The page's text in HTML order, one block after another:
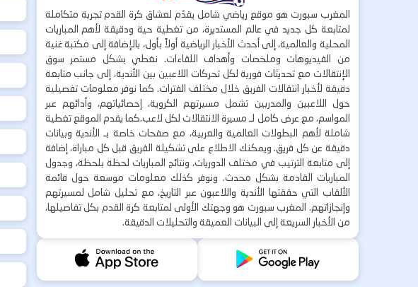
المغرب سبورت هو موقع رياضي شامل يقدّم لعشاق كرة القدم تجربة متكاملة
لمتابعة كل جديد في عالم المستديرة، من تغطية حية ودقيقة لأهم المباريات
المحلية والعالمية، إلى أحدث الأخبار الرياضية أولاً بأول، بالإضافة إلى مكتبة غنية
من الفيديوهات وملخصات وأهداف اللقاءات. نغطي بشكل مستمر سوق
الإنتقالات مع تحديثات فورية لكل تحركات اللاعبين بين الأندية، إلى جانب متابعة
دقيقة لأخبار انتقالات الفريق خلال مختلف الفترات. كما نوفر معلومات تفصيلية
حول اللاعبين والمدربين تشمل مسيرتهم الكروية، إحصائياتهم، وأدائهم عبر
المواسم، مع عرض كامل لـ مسيرة الانتقالات لكل لاعب.كما يقدم الموقع تغطية
شاملة لأهم البطولات العالمية والعربية، مع صفحات خاصة بـ الأندية وبيانات
دقيقة عن كل فريق. ويمكنك الاطلاع على تشكيلة الفريق قبل كل مباراة، إضافة
إلى متابعة الترتيب في مختلف الدوريات، ونتائج المباريات لحظة بلحظة، وجدول
المباريات القادمة بشكل محدث. ونوفر كذلك معلومات موسعة حول قائمة
الألقاب التي حققتها الأندية واللاعبون عبر التاريخ، مع تحليل شامل لمسيرتهم
وإنجازاتهم. المغرب سبورت هو وجهتك الأولى لمتابعة كرة القدم بكل تفاصيلها،
من الأخبار السريعة إلى البيانات العميقة والتحليلات الدقيقة.